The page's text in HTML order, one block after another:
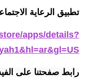
تطبيق الرعاية
apps/details?
رابط صفحتنا على